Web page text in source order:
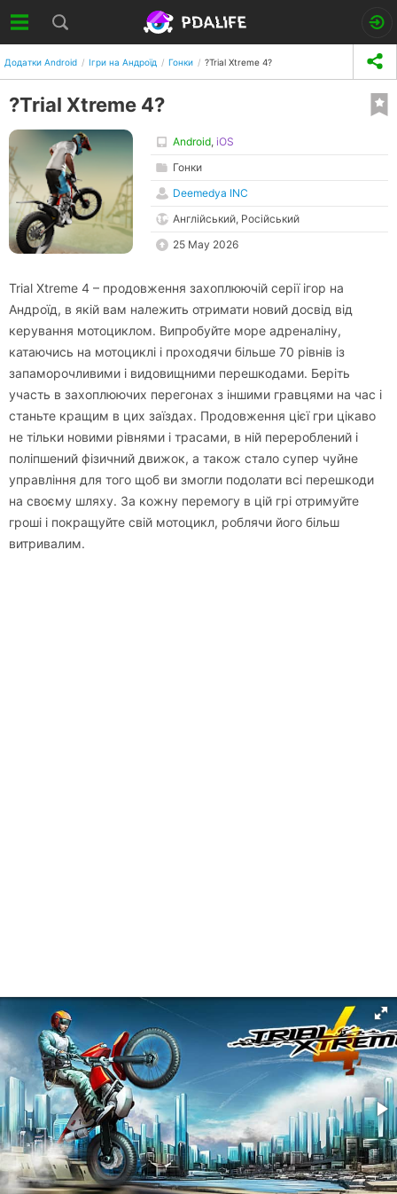
Додатки Android Ігри на Андроїд Гонки ?Trial Xtreme 4?
?Trial Xtreme 4?
Android, iOS
Гонки
Deemedya INC
Англійський, Російський
25 May 2026
Trial Xtreme 4 – продовження захоплюючій серії ігор на
Андроїд, в якій вам належить отримати новий досвід від
керування мотоциклом. Випробуйте море адреналіну,
катаючись на мотоциклі і проходячи більше 70 рівнів із
запаморочливими і видовищними перешкодами. Беріть
участь в захоплюючих перегонах з іншими гравцями на час і
станьте кращим в цих заїздах. Продовження цієї гри цікаво
не тільки новими рівнями і трасами, в ній перероблений і
поліпшений фізичний движок, а також стало супер чуйне
управління для того щоб ви змогли подолати всі перешкоди
на своєму шляху. За кожну перемогу в цій грі отримуйте
гроші і покращуйте свій мотоцикл, роблячи його більш
витривалим.